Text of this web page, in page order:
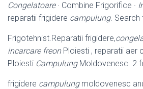
Congelatoare· Combine Frigorifice ·
reparatii frigidere campulung. Search
Frigotehnist.Reparatii frigidere,
incarcare freonPloiesti , reparatii aer
Ploiesti CampulungMoldovenesc. 2
frigidere campulungmoldovenesc